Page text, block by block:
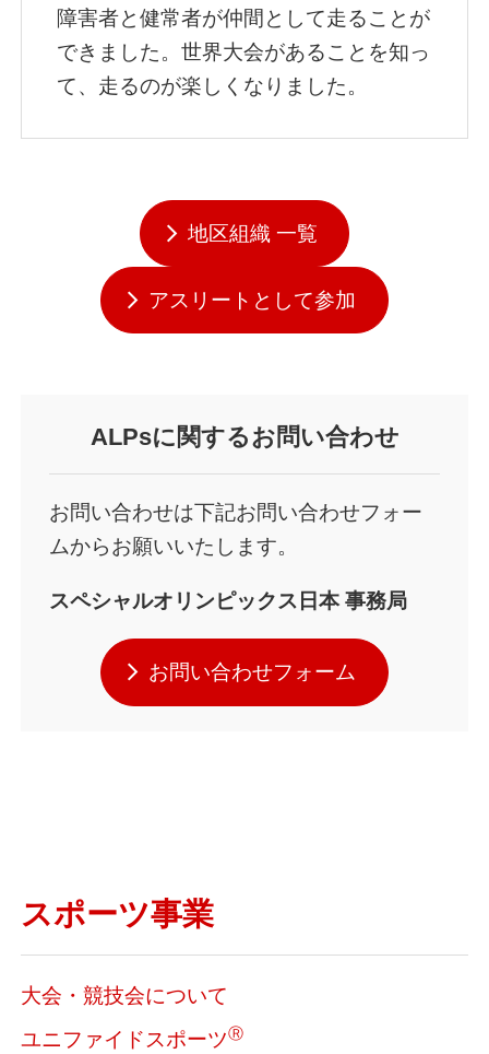
障害者と健常者が仲間として走ることが
できました。世界大会があることを知っ
て、走るのが楽しくなりました。
地区組織 一覧
アスリートとして参加
ALPsに関するお問い合わせ
お問い合わせは下記お問い合わせフォー
ムからお願いいたします。
スペシャルオリンピックス日本 事務局
お問い合わせフォーム
スポーツ事業
大会・競技会について
ユニファイドスポーツⓇ